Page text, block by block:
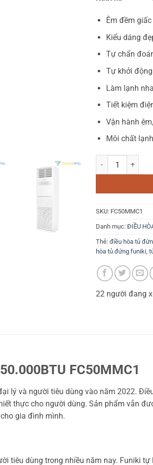
Êm đềm
Kiểu dáng
Tự chẩn
Tự khởi
Làm lạnh
Tiết kiệm
Vận hành
Môi chất
Điều hòa tủ đứng
SKU: FC50MMC1
Danh mục: ĐIỀU
Thẻ: điều hòa tủ
hòa tủ đứng funiki,
22 người đang
FC50MMC1
lý và người tiêu dùng vào năm 2022.
thực cho người dùng. Sản phẩm vẫn
gia đình mình.
tiêu dùng trong nhiều năm nay. Funiki